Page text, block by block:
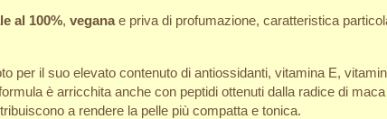
al 100%, veganae priva di profumazione, caratteristica
per il suo elevato contenuto di antiossidanti, vitamina E,
è arricchita anche con peptidi ottenuti dalla radice di
a rendere la pelle più compatta e tonica.